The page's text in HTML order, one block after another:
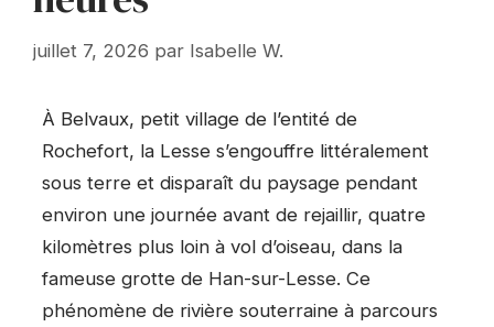
juillet 7, 2026 par Isabelle W.
À Belvaux, petit village de l’entité de
Rochefort, la Lesse s’engouffre littéralement
sous terre et disparaît du paysage pendant
environ une journée avant de rejaillir, quatre
kilomètres plus loin à vol d’oiseau, dans la
fameuse grotte de Han-sur-Lesse. Ce
phénomène de rivière souterraine à parcours